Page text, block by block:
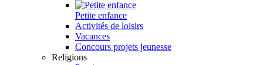
Petite enfance
Activités de loisirs
Vacances
Concours projets jeunesse
Religions